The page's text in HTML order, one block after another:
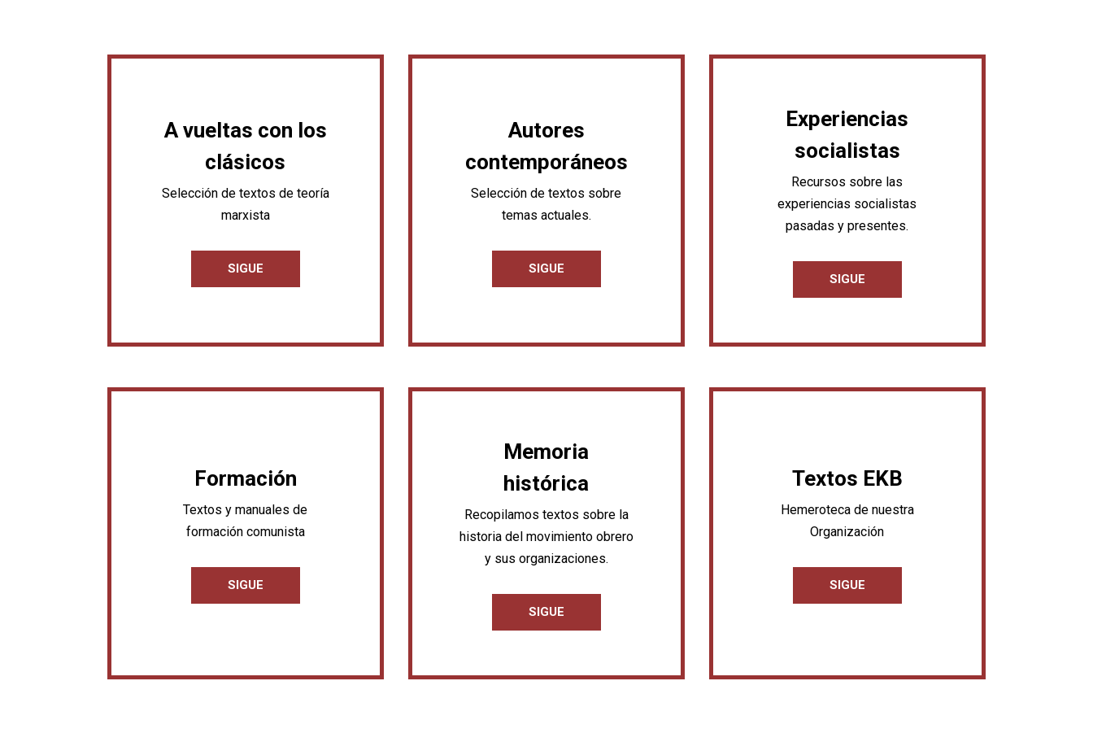
A vueltas con los
clásicos
Selección de textos de teoría
marxista
SIGUE
Autores
contemporáneos
Selección de textos sobre
temas actuales.
SIGUE
Experiencias
socialistas
Recursos sobre las
experiencias socialistas
pasadas y presentes.
SIGUE
Formación
Textos y manuales de
formación comunista
SIGUE
Memoria
histórica
Recopilamos textos sobre la
historia del movimiento obrero
y sus organizaciones.
SIGUE
Textos EKB
Hemeroteca de nuestra
Organización
SIGUE